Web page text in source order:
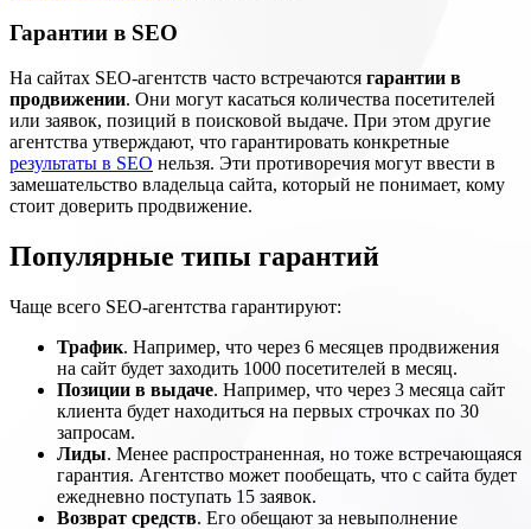
Гарантии в SEO
На сайтах SEO-агентств часто встречаются гарантии в
продвижении. Они могут касаться количества посетителей
или заявок, позиций в поисковой выдаче. При этом другие
агентства утверждают, что гарантировать конкретные
результаты в SEO нельзя. Эти противоречия могут ввести в
замешательство владельца сайта, который не понимает, кому
стоит доверить продвижение.
Популярные типы гарантий
Чаще всего SEO-агентства гарантируют:
Трафик. Например, что через 6 месяцев продвижения
на сайт будет заходить 1000 посетителей в месяц.
Позиции в выдаче. Например, что через 3 месяца сайт
клиента будет находиться на первых строчках по 30
запросам.
Лиды. Менее распространенная, но тоже встречающаяся
гарантия. Агентство может пообещать, что с сайта будет
ежедневно поступать 15 заявок.
Возврат средств. Его обещают за невыполнение